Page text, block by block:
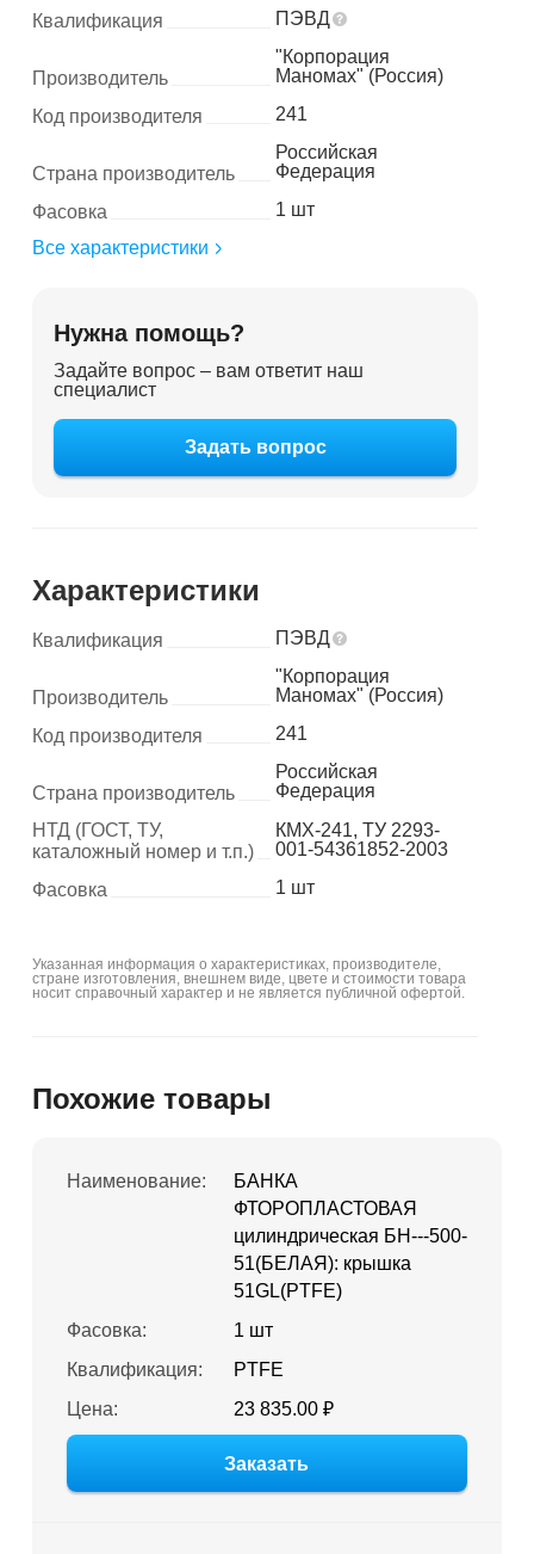
Квалификация ПЭВД
Производитель
"Корпорация
Маномах" (Россия)
Код производителя
241
Страна производитель
Российская
Федерация
Фасовка
1 шт
Все характеристики
Нужна помощь?
Задайте вопрос – вам ответит наш
специалист
Задать вопрос
Характеристики
Квалификация ПЭВД
Производитель
"Корпорация
Маномах" (Россия)
Код производителя
241
Страна производитель
Российская
Федерация
НТД (ГОСТ, ТУ,
каталожный номер и т.п.)
КМХ-241, ТУ 2293-
001-54361852-2003
Фасовка
1 шт
Указанная информация о характеристиках, производителе,
стране изготовления, внешнем виде, цвете и стоимости товара
носит справочный характер и не является публичной офертой.
Похожие товары
Наименование:
БАНКА
ФТОРОПЛАСТОВАЯ
цилиндрическая БН---500-
51(БЕЛАЯ): крышка
51GL(PTFE)
Фасовка:
1 шт
Квалификация:
PTFE
Цена:
23 835.00 ₽
Заказать